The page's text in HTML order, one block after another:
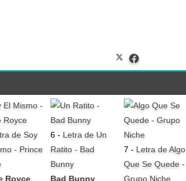
de Soy
- Prince
Royce
6 - Letra de Un
Ratito - Bad
Bunny
Bad Bunny
7 - Letra de Algo
Que Se Quede -
Grupo Niche